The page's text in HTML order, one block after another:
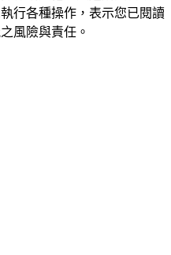
行各種操作，表示您已閱讀
風險與責任。